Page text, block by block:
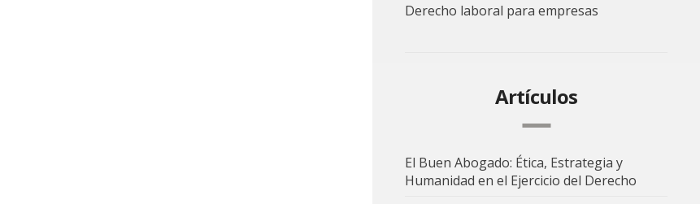
Derecho laboral para empresas
Artículos
El Buen Abogado: Ética, Estrategia y
Humanidad en el Ejercicio del Derecho